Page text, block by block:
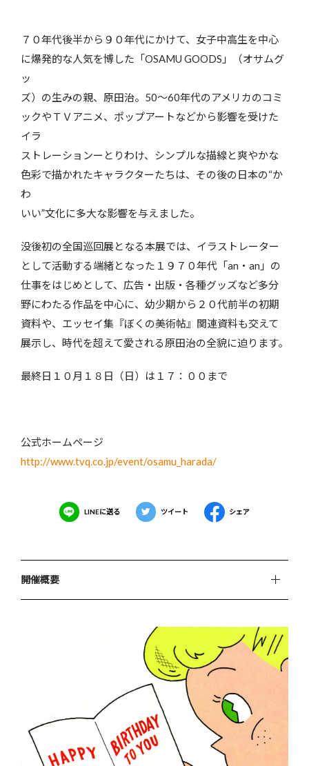
７０年代後半から９０年代にかけて、女子中高生を中心
に爆発的な人気を博した「OSAMU GOODS」（オサムグ
ッ
ズ）の生みの親、原田治。50～60年代のアメリカのコミ
ックやＴＶアニメ、ポップアートなどから影響を受けた
イラ
ストレーションーとりわけ、シンプルな描線と爽やかな
色彩で描かれたキャラクターたちは、その後の日本の“か
わ
いい”文化に多大な影響を与えました。
没後初の全国巡回展となる本展では、イラストレーター
として活動する端緒となった１９７０年代「an・an」の
仕事をはじめとして、広告・出版・各種グッズなど多分
野にわたる作品を中心に、幼少期から２０代前半の初期
資料や、エッセイ集『ぼくの美術帖』関連資料も交えて
展示し、時代を超えて愛される原田治の全貌に迫ります。
最終日１０月１８日（日）は１７：００まで
公式ホームページ
http://www.tvq.co.jp/event/osamu_harada/
LINEに送る ツイート シェア
開催概要